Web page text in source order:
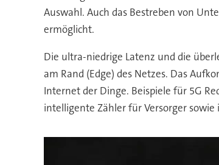
Auswahl. Auch das Bestreben von
ermöglicht.
Die ultra-niedrige Latenz und die
am Rand (Edge) des Netzes. Das
Internet der Dinge. Beispiele für 5G
intelligente Zähler für Versorger